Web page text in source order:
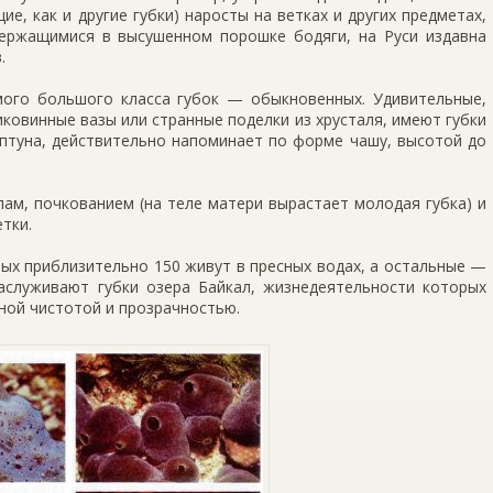
как и другие губки) наросты на ветках и других предметах,
в высушенном порошке бодяги, на Руси издавна
большого класса губок — обыкновенных. Удиви­тельные,
вазы или странные поделки из хрусталя, имеют губки
действительно напоминает по форме чашу, высотой до
почкованием (на теле матери вырастает молодая губка) и
приблизительно 150 живут в пресных водах, а остальные —
губки озера Байкал, жиз­недеятельности которых
чистотой и прозрачно­стью.